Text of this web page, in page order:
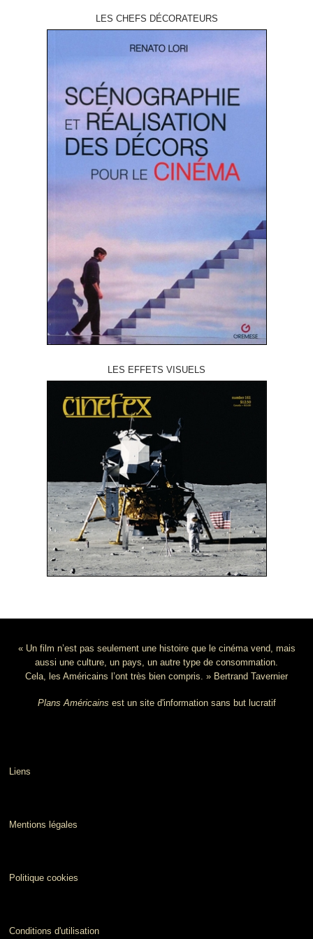
LES CHEFS DÉCORATEURS
LES EFFETS VISUELS
« Un film n’est pas seulement une histoire que le cinéma vend, mais
aussi une culture, un pays, un autre type de consommation.
Cela, les Américains l’ont très bien compris. » Bertrand Tavernier
Plans Américains est un site d'information sans but lucratif
Liens
Mentions légales
Politique cookies
Conditions d'utilisation